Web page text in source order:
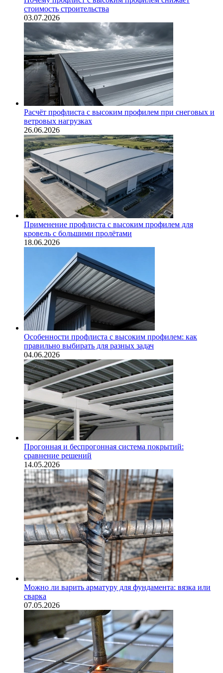
стоимость строительства
03.07.2026
Расчёт профлиста с высоким профилем при снеговых и
ветровых нагрузках
26.06.2026
Применение профлиста с высоким профилем для
кровель с большими пролётами
18.06.2026
Особенности профлиста с высоким профилем: как
правильно выбирать для разных задач
04.06.2026
Прогонная и беспрогонная система покрытий:
сравнение решений
14.05.2026
Можно ли варить арматуру для фундамента: вязка или
сварка
07.05.2026